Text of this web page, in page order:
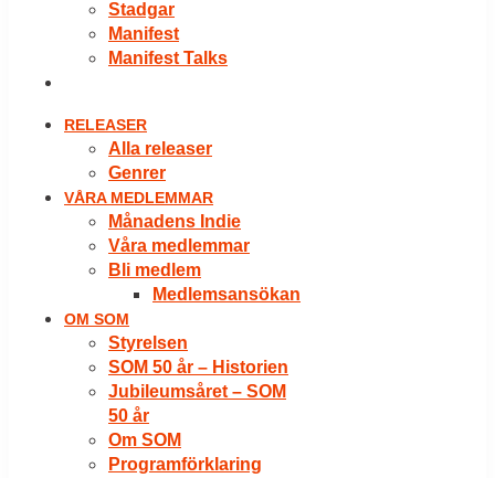
Stadgar
Manifest
Manifest Talks
RELEASER
Alla releaser
Genrer
VÅRA MEDLEMMAR
Månadens Indie
Våra medlemmar
Bli medlem
Medlemsansökan
OM SOM
Styrelsen
SOM 50 år – Historien
Jubileumsåret – SOM
50 år
Om SOM
Programförklaring